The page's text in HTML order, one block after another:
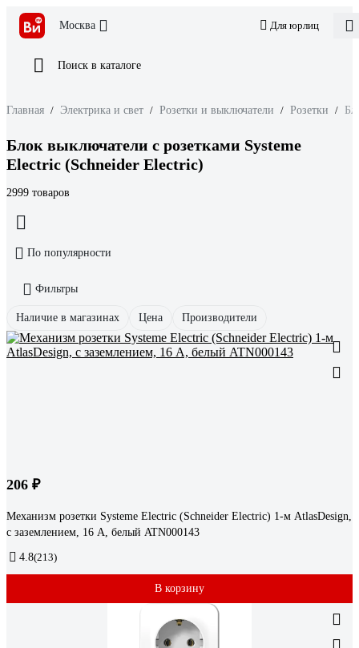
Москва Для юрлиц
Поиск в каталоге
Главная / Электрика и свет / Розетки и выключатели / Розетки /
Блок выключатели с розетками Systeme
Electric (Schneider Electric)
2999 товаров
По популярности
Фильтры
Наличие в магазинах Цена Производители
206 ₽
Механизм розетки Systeme Electric (Schneider Electric) 1-м AtlasDesign,
с заземлением, 16 А, белый ATN000143
4.8(213)
В корзину